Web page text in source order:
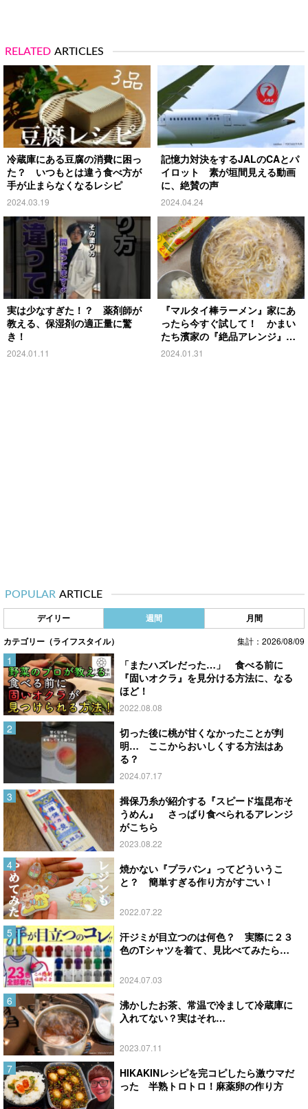
RELATED ARTICLES
冷蔵庫にある豆腐の消費に困っ
た？ いつもとは違う食べ方が
手が止まらなくなるレシピ
2024.03.19
記憶力対決をするJALのCAとパ
イロット 素が垣間見える動画
に、絶賛の声
2024.04.24
実は少なすぎた！？ 薬剤師が
教える、保湿剤の適正量に驚
き！
2024.01.11
『マルタイ棒ラーメン』家にあ
ったら今すぐ試して！ かまい
たち濱家の『絶品アレンジ』に
ハマる
2024.01.31
POPULAR ARTICLE
デイリー 週間 月間
カテゴリー（ライフスタイル） 集計：2026/08/09
「またハズレだった…」 食べる前に
『固いオクラ』を見分ける方法に、なる
ほど！
2022.08.08
切った後に桃が甘くなかったことが判
明… ここからおいしくする方法はあ
る？
2024.07.17
揖保乃糸が紹介する『スピード塩昆布そ
うめん』 さっぱり食べられるアレンジ
がこちら
2023.08.22
焼かない『プラバン』ってどういうこ
と？ 簡単すぎる作り方がすごい！
2022.07.22
汗ジミが目立つのは何色？ 実際に２３
色のTシャツを着て、見比べてみたら…
2024.07.03
沸かしたお茶、常温で冷まして冷蔵庫に
入れてない？実はそれ…
2023.07.11
HIKAKINレシピを完コピしたら激ウマだ
った 半熟トロトロ！麻薬卵の作り方